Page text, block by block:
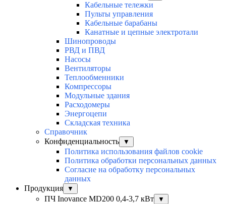
Кабельные тележки
Пульты управления
Кабельные барабаны
Канатные и цепные электротали
Шинопроводы
РВД и ПВД
Насосы
Вентиляторы
Теплообменники
Компрессоры
Модульные здания
Расходомеры
Энергоцепи
Складская техника
Справочник
Конфиденциальность
▼
Политика использования файлов cookie
Политика обработки персональных данных
Согласие на обработку персональных
данных
Продукция
▼
ПЧ Inovance MD200 0,4-3,7 кВт ▼